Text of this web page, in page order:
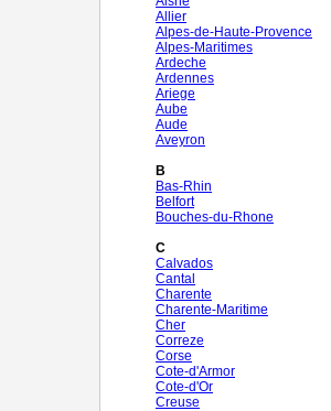
Allier
Alpes-de-Haute-Provence
Alpes-Maritimes
Ardeche
Ardennes
Ariege
Aube
Aude
Aveyron
B
Bas-Rhin
Belfort
Bouches-du-Rhone
C
Calvados
Cantal
Charente
Charente-Maritime
Cher
Correze
Corse
Cote-d'Armor
Cote-d'Or
Creuse